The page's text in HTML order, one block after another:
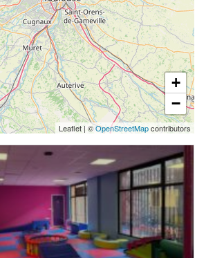
+
−
Leaflet | ©OpenStreetMapcontributors